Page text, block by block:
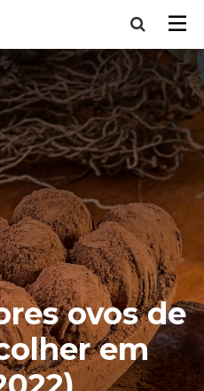
ovos de
em